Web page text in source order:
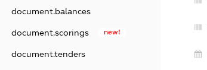
document.balances
document.scorings new!
document.tenders